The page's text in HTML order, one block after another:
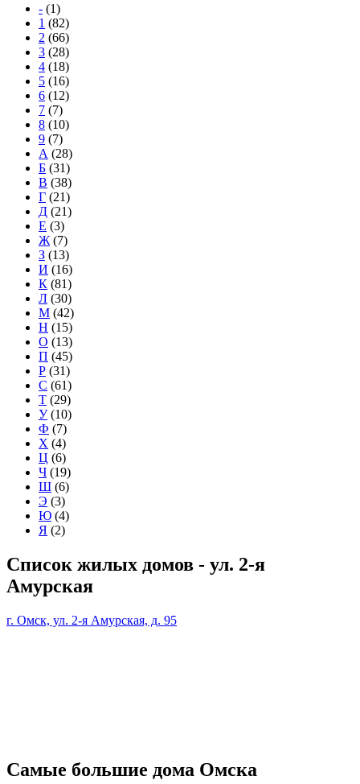
- (1)
1 (82)
2 (66)
3 (28)
4 (18)
5 (16)
6 (12)
7 (7)
8 (10)
9 (7)
А (28)
Б (31)
В (38)
Г (21)
Д (21)
Е (3)
Ж (7)
З (13)
И (16)
К (81)
Л (30)
М (42)
Н (15)
О (13)
П (45)
Р (31)
С (61)
Т (29)
У(10)
Ф (7)
Х (4)
Ц (6)
Ч (19)
Ш (6)
Э (3)
Ю (4)
Я (2)
Список жилых домов - ул. 2-я
Амурская
г. Омск, ул. 2-я Амурская, д. 95
Самые большие дома Омска